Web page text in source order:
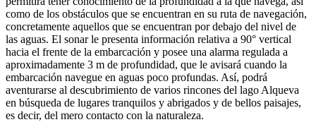
como de los obstáculos que se encuentran en su ruta de navegación,
concretamente aquellos que se encuentran por debajo del nivel de
las aguas. El sonar le presenta información relativa a 90° vertical
hacia el frente de la embarcación y posee una alarma regulada a
aproximadamente 3 m de profundidad, que le avisará cuando la
embarcación navegue en aguas poco profundas. Así, podrá
aventurarse al descubrimiento de varios rincones del lago Alqueva
en búsqueda de lugares tranquilos y abrigados y de bellos paisajes,
es decir, del mero contacto con la naturaleza.